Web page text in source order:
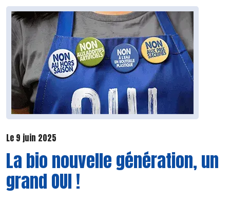
Le 9 juin 2025
La bio nouvelle génération, un
grand OUI !